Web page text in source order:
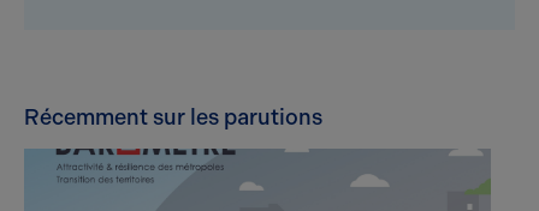
Récemment sur les parutions